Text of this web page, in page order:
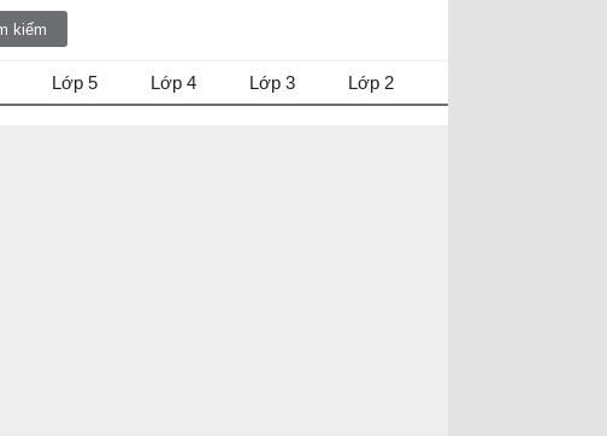
Lớp 5 Lớp 4 Lớp 3 Lớp 2